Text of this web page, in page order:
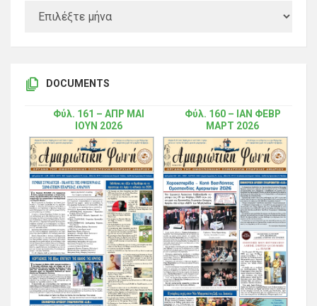
DOCUMENTS
Φύλ. 161 – ΑΠΡ ΜΑΙ
ΙΟΥΝ 2026
Φύλ. 160 – ΙΑΝ ΦΕΒΡ
ΜΑΡΤ 2026